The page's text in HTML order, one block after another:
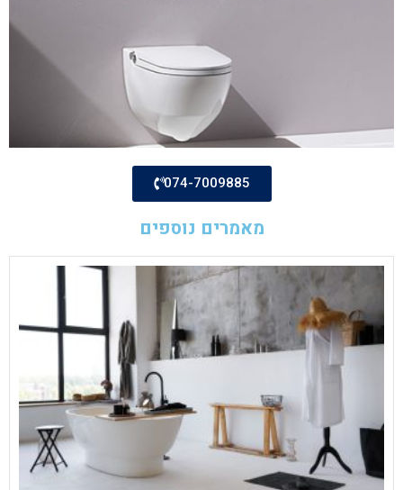
074-7009885
מאמרים נוספים